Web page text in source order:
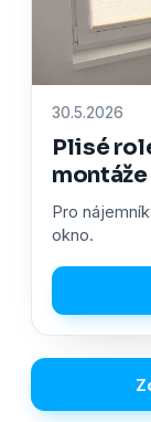
30.5.2026
Plisé
Pro
okno.